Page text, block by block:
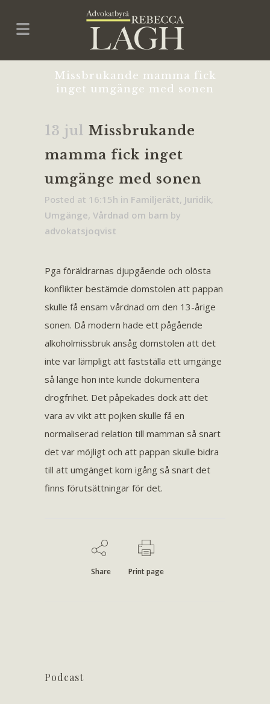
Missbrukande mamma fick
inget umgänge med sonen
13 jul Missbrukande
mamma fick inget
umgänge med sonen
Posted at 16:15h in Familjerätt, Juridik,
Umgänge, Vårdnad om barn by
advokatsjoqvist
Pga föräldrarnas djupgående och olösta
konflikter bestämde domstolen att pappan
skulle få ensam vårdnad om den 13-årige
sonen. Då modern hade ett pågående
alkoholmissbruk ansåg domstolen att det
inte var lämpligt att fastställa ett umgänge
så länge hon inte kunde dokumentera
drogfrihet. Det påpekades dock att det
vara av vikt att pojken skulle få en
normaliserad relation till mamman så snart
det var möjligt och att pappan skulle bidra
till att umgänget kom igång så snart det
finns förutsättningar för det.
Share Print page
Podcast